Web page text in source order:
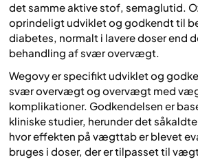
det samme aktive stof, semaglutid.
oprindeligt udviklet og godkendt til
diabetes, normalt i lavere doser end
behandling af svær overvægt.
Wegovy er specifikt udviklet og
svær overvægt og overvægt med
komplikationer. Godkendelsen er
kliniske studier, herunder det
hvor effekten på vægttab er blevet
bruges i doser, der er tilpasset til